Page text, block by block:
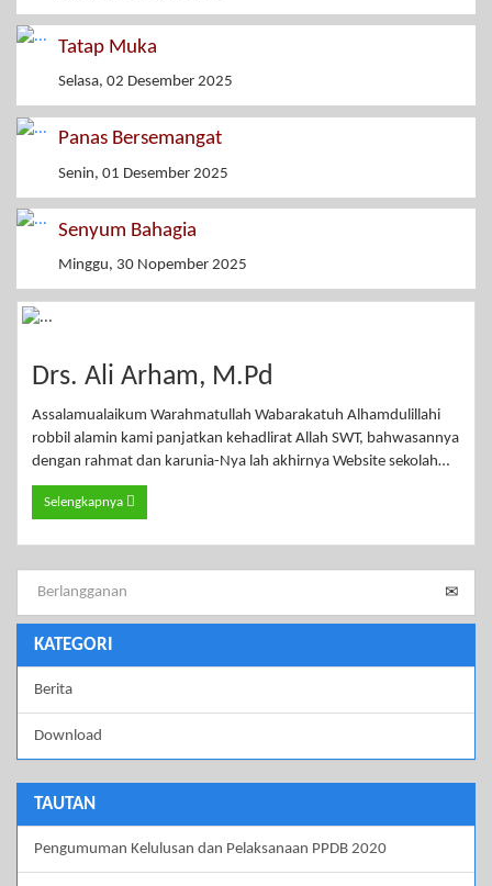
Tatap Muka
Selasa, 02 Desember 2025
Panas Bersemangat
Senin, 01 Desember 2025
Senyum Bahagia
Minggu, 30 Nopember 2025
Drs. Ali Arham, M.Pd
Assalamualaikum Warahmatullah Wabarakatuh Alhamdulillahi
robbil alamin kami panjatkan kehadlirat Allah SWT, bahwasannya
dengan rahmat dan karunia-Nya lah akhirnya Website sekolah…
Selengkapnya
KATEGORI
Berita
Download
TAUTAN
Pengumuman Kelulusan dan Pelaksanaan PPDB 2020